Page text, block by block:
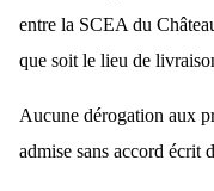
entre la SCEA du
que soit le lieu de
Aucune dérogation aux
admise sans accord écrit